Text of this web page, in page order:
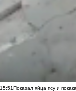
15:51Показал яйца псу и